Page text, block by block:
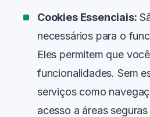
Cookies Essenciais:
necessários para o
Eles permitem que
funcionalidades. Sem
serviços como
acesso a áreas